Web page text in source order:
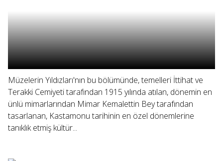
Müzelerin Yıldızları'nın bu bölümünde, temelleri İttihat ve
Terakki Cemiyeti tarafından 1915 yılında atılan, dönemin en
ünlü mimarlarından Mimar Kemalettin Bey tarafından
tasarlanan, Kastamonu tarihinin en özel dönemlerine
tanıklık etmiş kültür...